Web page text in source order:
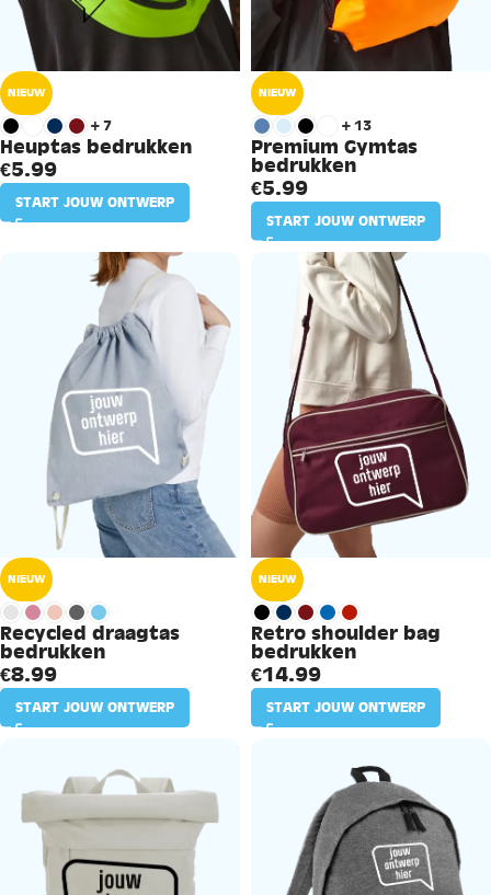
NIEUW
+7
Heuptas bedrukken
€5.99
START JOUW ONTWERP
NIEUW
+13
Premium Gymtas
bedrukken
€5.99
START JOUW ONTWERP
NIEUW
Recycled draagtas
bedrukken
€8.99
START JOUW ONTWERP
NIEUW
Retro shoulder bag
bedrukken
€14.99
START JOUW ONTWERP